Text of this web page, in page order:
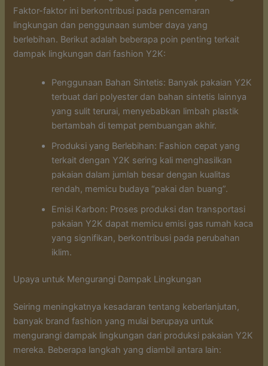
Faktor-faktor ini berkontribusi pada pencemaran
lingkungan dan penggunaan sumber daya yang
berlebihan. Berikut adalah beberapa poin penting terkait
dampak lingkungan dari fashion Y2K:
Penggunaan Bahan Sintetis: Banyak pakaian Y2K
terbuat dari polyester dan bahan sintetis lainnya
yang sulit terurai, menyebabkan limbah plastik
bertambah di tempat pembuangan akhir.
Produksi yang Berlebihan: Fashion cepat yang
terkait dengan Y2K sering kali menghasilkan
pakaian dalam jumlah besar dengan kualitas
rendah, memicu budaya “pakai dan buang”.
Emisi Karbon: Proses produksi dan transportasi
pakaian Y2K dapat memicu emisi gas rumah kaca
yang signifikan, berkontribusi pada perubahan
iklim.
Upaya untuk Mengurangi Dampak Lingkungan
Seiring meningkatnya kesadaran tentang keberlanjutan,
banyak brand fashion yang mulai berupaya untuk
mengurangi dampak lingkungan dari produksi pakaian Y2K
mereka. Beberapa langkah yang diambil antara lain: